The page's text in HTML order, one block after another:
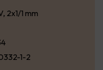
2x1/1 mm
1-2